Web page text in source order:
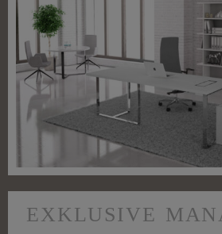
EXKLUSIVE